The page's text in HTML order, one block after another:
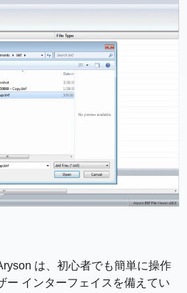
は、初心者でも簡単に操作
ー インターフェイスを備えてい